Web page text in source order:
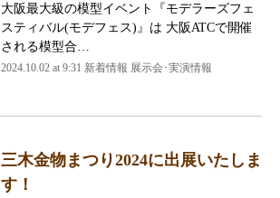
大阪最大級の模型イベント『モデラーズフェ
スティバル(モデフェス)』は 大阪ATCで開催
される模型合…
2024.10.02 at 9:31 新着情報 展示会･実演情報
三木金物まつり2024に出展いたしま
す！